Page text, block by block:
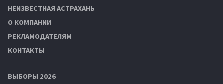
НЕИЗВЕСТНАЯ АСТРАХАНЬ
О КОМПАНИИ
РЕКЛАМОДАТЕЛЯМ
КОНТАКТЫ
ВЫБОРЫ 2026